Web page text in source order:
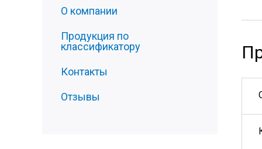
О компании
Продукция по
классификатору
Контакты
Отзывы